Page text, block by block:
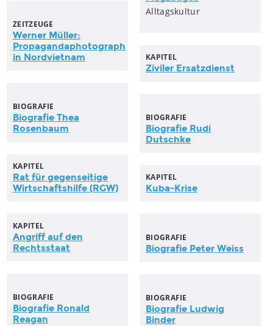
Alltagskultur
ZEITZEUGE
Werner Müller:
Propagandaphotograph
in Nordvietnam
KAPITEL
Ziviler Ersatzdienst
BIOGRAFIE
Biografie Thea
Rosenbaum
BIOGRAFIE
Biografie Rudi
Dutschke
KAPITEL
Rat für gegenseitige
Wirtschaftshilfe (RGW)
KAPITEL
Kuba-Krise
KAPITEL
Angriff auf den
Rechtsstaat
BIOGRAFIE
Biografie Peter Weiss
BIOGRAFIE
Biografie Ronald
Reagan
BIOGRAFIE
Biografie Ludwig
Binder